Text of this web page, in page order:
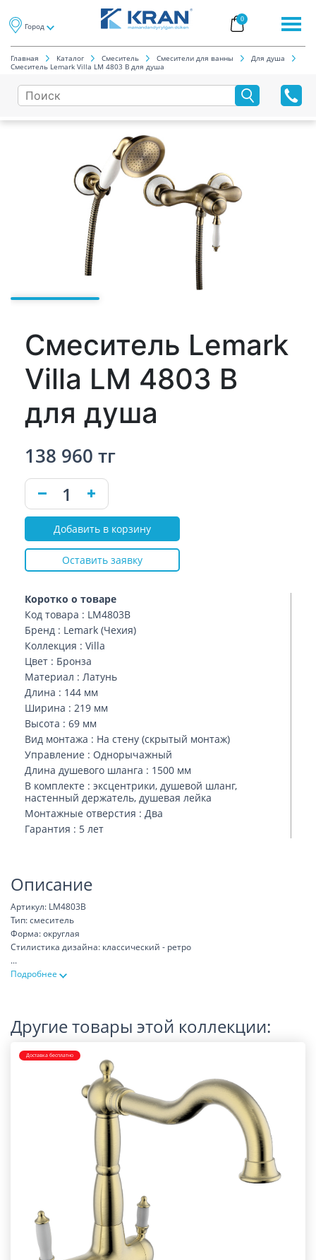
Город
0
Главная Каталог Смеситель Смесители для ванны
Для душа
Смеситель Lemark Villa LM 4803 B для душа
Смеситель Lemark
Villa LM 4803 B
для душа
Коротко о товаре
Код товара : LM4803B
Бренд : Lemark (Чехия)
Коллекция : Villa
Цвет : Бронза
Материал : Латунь
Длина : 144 мм
Ширина : 219 мм
Высота : 69 мм
Вид монтажа : На стену (скрытый монтаж)
Управление : Однорычажный
Длина душевого шланга : 1500 мм
В комплекте : эксцентрики, душевой шланг,
настенный держатель, душевая лейка
Монтажные отверстия : Два
Гарантия : 5 лет
138 960 тг
Добавить в корзину
Оставить заявку
Описание
Артикул: LM4803B
Тип: смеситель
Форма: округлая
Стилистика дизайна: классический - ретро
...
Подробнее
Другие товары этой коллекции:
Доставка бесплатно